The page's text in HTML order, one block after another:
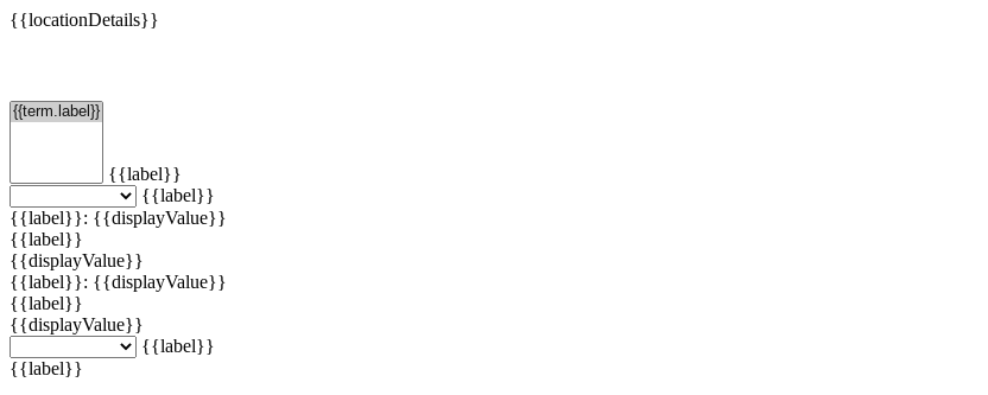
{{locationDetails}}
{{label}}
{{label}}
{{label}}: {{displayValue}}
{{label}}
{{displayValue}}
{{label}}: {{displayValue}}
{{label}}
{{displayValue}}
{{label}}
{{label}}